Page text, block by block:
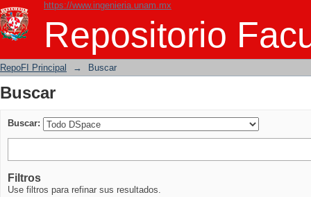
https://www.ingenieria.unam.mx
Repositorio
Buscar
RepoFI Principal → Buscar
Buscar
Buscar:
Filtros
Use filtros para refinar sus resultados.